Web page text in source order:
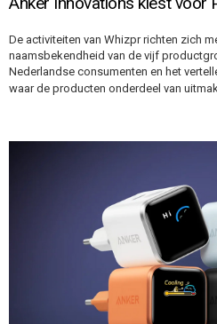
De activiteiten van Whizpr richten zich
naamsbekendheid van de vijf
Nederlandse consumenten en het
waar de producten onderdeel van